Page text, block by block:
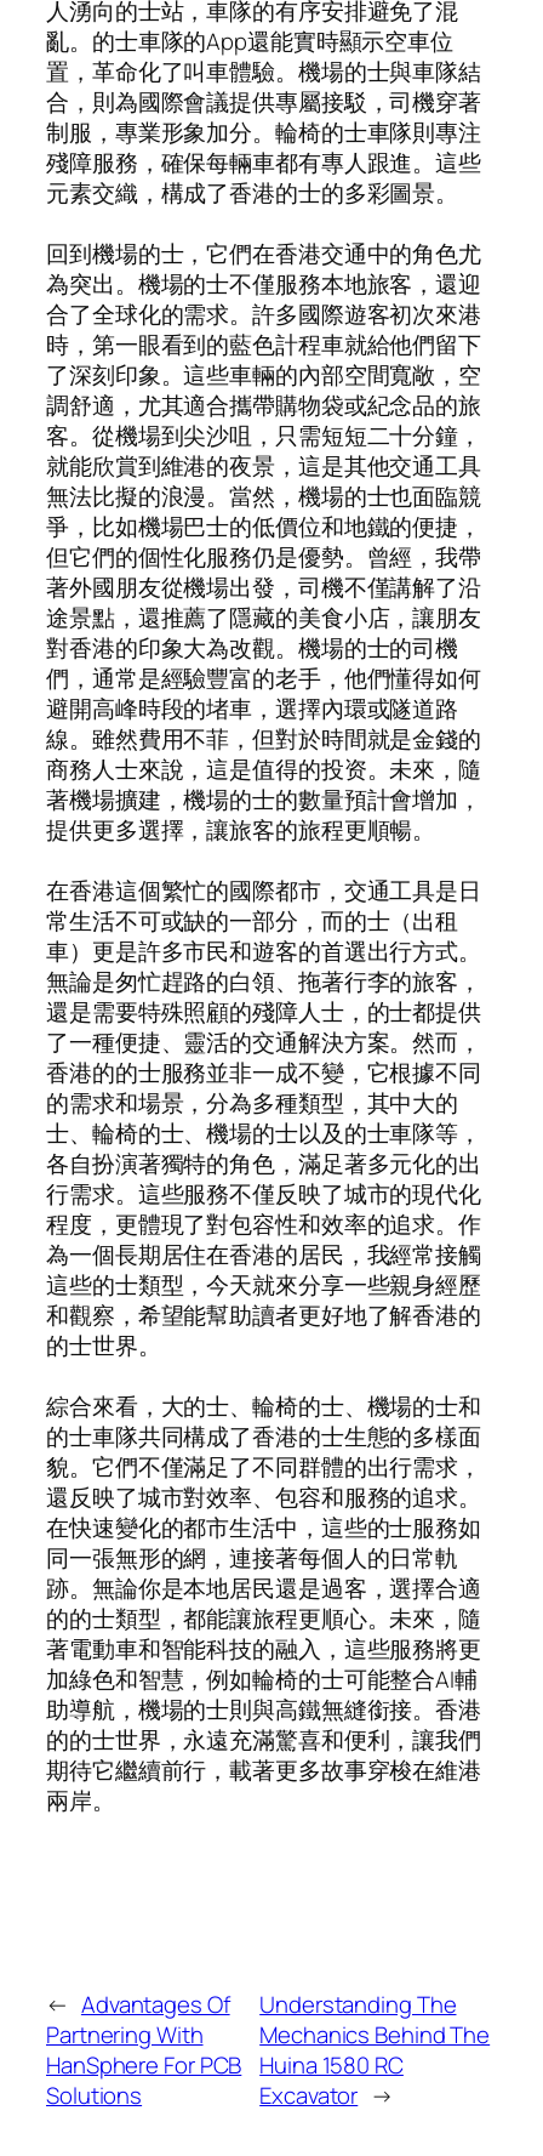
人湧向的士站，車隊的有序安排避免了混
亂。的士車隊的App還能實時顯示空車位
置，革命化了叫車體驗。機場的士與車隊結
合，則為國際會議提供專屬接駁，司機穿著
制服，專業形象加分。輪椅的士車隊則專注
殘障服務，確保每輛車都有專人跟進。這些
元素交織，構成了香港的士的多彩圖景。
回到機場的士，它們在香港交通中的角色尤
為突出。機場的士不僅服務本地旅客，還迎
合了全球化的需求。許多國際遊客初次來港
時，第一眼看到的藍色計程車就給他們留下
了深刻印象。這些車輛的內部空間寬敞，空
調舒適，尤其適合攜帶購物袋或紀念品的旅
客。從機場到尖沙咀，只需短短二十分鐘，
就能欣賞到維港的夜景，這是其他交通工具
無法比擬的浪漫。當然，機場的士也面臨競
爭，比如機場巴士的低價位和地鐵的便捷，
但它們的個性化服務仍是優勢。曾經，我帶
著外國朋友從機場出發，司機不僅講解了沿
途景點，還推薦了隱藏的美食小店，讓朋友
對香港的印象大為改觀。機場的士的司機
們，通常是經驗豐富的老手，他們懂得如何
避開高峰時段的堵車，選擇內環或隧道路
線。雖然費用不菲，但對於時間就是金錢的
商務人士來說，這是值得的投资。未來，隨
著機場擴建，機場的士的數量預計會增加，
提供更多選擇，讓旅客的旅程更順暢。
在香港這個繁忙的國際都市，交通工具是日
常生活不可或缺的一部分，而的士（出租
車）更是許多市民和遊客的首選出行方式。
無論是匆忙趕路的白領、拖著行李的旅客，
還是需要特殊照顧的殘障人士，的士都提供
了一種便捷、靈活的交通解決方案。然而，
香港的的士服務並非一成不變，它根據不同
的需求和場景，分為多種類型，其中大的
士、輪椅的士、機場的士以及的士車隊等，
各自扮演著獨特的角色，滿足著多元化的出
行需求。這些服務不僅反映了城市的現代化
程度，更體現了對包容性和效率的追求。作
為一個長期居住在香港的居民，我經常接觸
這些的士類型，今天就來分享一些親身經歷
和觀察，希望能幫助讀者更好地了解香港的
的士世界。
綜合來看，大的士、輪椅的士、機場的士和
的士車隊共同構成了香港的士生態的多樣面
貌。它們不僅滿足了不同群體的出行需求，
還反映了城市對效率、包容和服務的追求。
在快速變化的都市生活中，這些的士服務如
同一張無形的網，連接著每個人的日常軌
跡。無論你是本地居民還是過客，選擇合適
的的士類型，都能讓旅程更順心。未來，隨
著電動車和智能科技的融入，這些服務將更
加綠色和智慧，例如輪椅的士可能整合AI輔
助導航，機場的士則與高鐵無縫銜接。香港
的的士世界，永遠充滿驚喜和便利，讓我們
期待它繼續前行，載著更多故事穿梭在維港
兩岸。
← Advantages Of
Partnering With
HanSphere For PCB
Solutions
Understanding The
Mechanics Behind The
Huina 1580 RC
Excavator →